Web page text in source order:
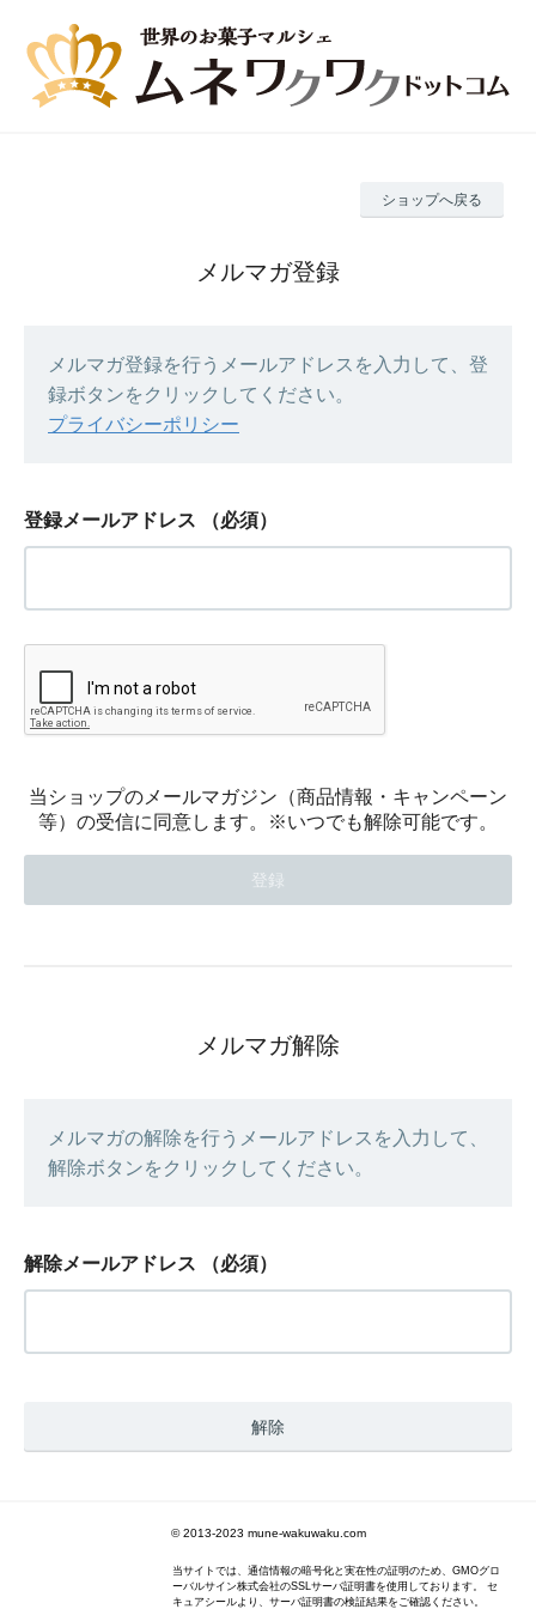
ショップへ戻る
メルマガ登録
メルマガ登録を行うメールアドレスを入力して、登
録ボタンをクリックしてください。
プライバシーポリシー
登録メールアドレス （必須）
当ショップのメールマガジン（商品情報・キャンペーン
等）の受信に同意します。※いつでも解除可能です。
メルマガ解除
メルマガの解除を行うメールアドレスを入力して、
解除ボタンをクリックしてください。
解除メールアドレス （必須）
© 2013-2023 mune-wakuwaku.com
当サイトでは、通信情報の暗号化と実在性の証明のため、GMOグロ
ーバルサイン株式会社のSSLサーバ証明書を使用しております。 セ
キュアシールより、サーバ証明書の検証結果をご確認ください。